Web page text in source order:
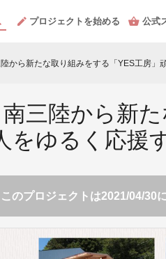
プロジェクトを始める 公式
から新たな取り組みをする「YES工房」
南三陸から新た
をゆるく応援
このプロジェクトは2021/04/30